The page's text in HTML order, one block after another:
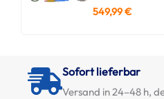
549,99€
Sofort lieferbar
Versand in 24–48 h,